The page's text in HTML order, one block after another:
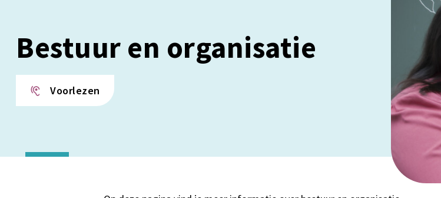
Bestuur en organisatie
Voorlezen